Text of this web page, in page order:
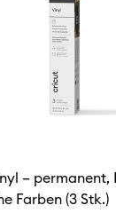
– permanent,
Farben (3 Stk.)